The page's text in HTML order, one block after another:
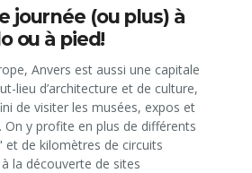
journée (ou plus) à
ou à pied!
Anvers est aussi une capitale
lieu d’architecture et de culture,
de visiter les musées, expos et
On y profite en plus de différents
de kilomètres de circuits
la découverte de sites